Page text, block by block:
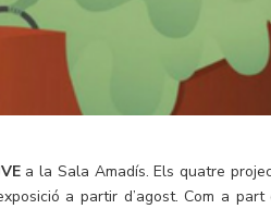
a la Sala Amadís. Els quatre
a partir d’agost. Com a